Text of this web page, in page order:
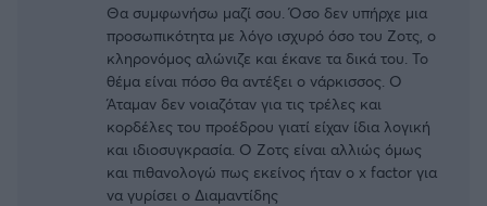
Θα συμφωνήσω μαζί σου. Όσο δεν υπήρχε μια
προσωπικότητα με λόγο ισχυρό όσο του Ζοτς, ο
κληρονόμος αλώνιζε και έκανε τα δικά του. Το
θέμα είναι πόσο θα αντέξει ο νάρκισσος. Ο
Άταμαν δεν νοιαζόταν για τις τρέλες και
κορδέλες του προέδρου γιατί είχαν ίδια λογική
και ιδιοσυγκρασία. Ο Ζοτς είναι αλλιώς όμως
και πιθανολογώ πως εκείνος ήταν ο x factor για
να γυρίσει ο Διαμαντίδης